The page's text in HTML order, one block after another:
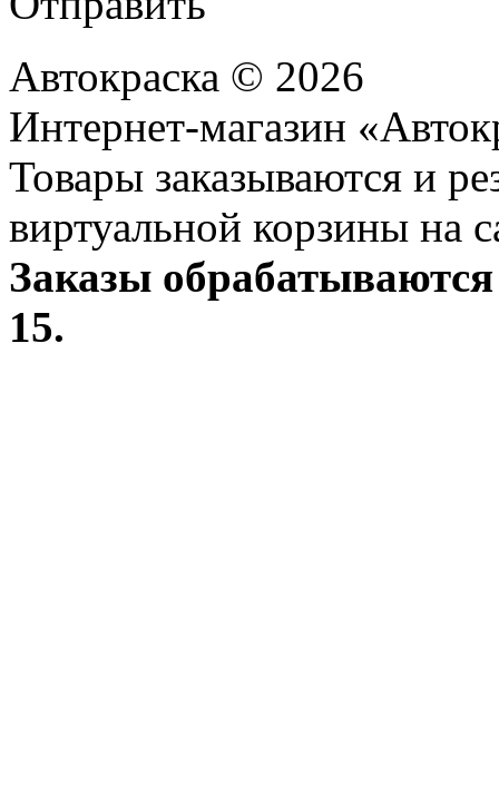
Автокраска © 2026
Интернет-магазин
Товары заказываются и
виртуальной корзины на
Заказы
15.